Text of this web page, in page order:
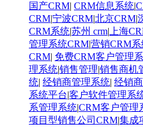
国产CRM| CRM信息系统|
CRM|宁波CRM|北京CRM|
CRM系统|苏州 crm|上海
管理系统CRM|营销CRM系
CRM| 免费CRM客户管理
理系统|销售管理|销售商机
统| 经销商管理系统| 经销
系统平台|客户软件管理系
系管理系统|CRM客户管理
项目型销售公司CRM|集成